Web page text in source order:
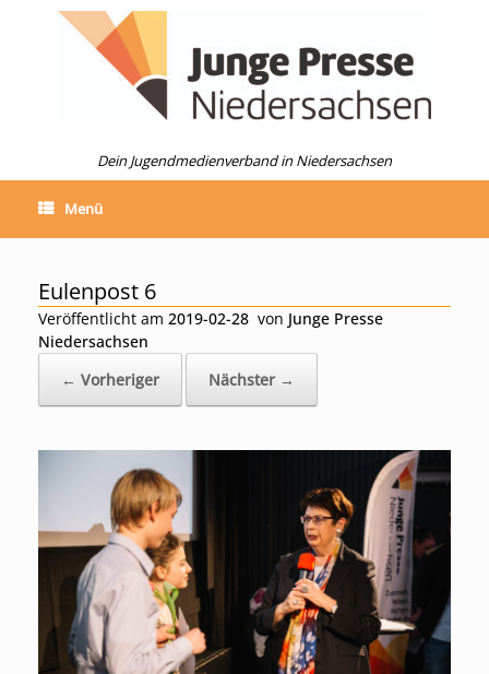
Dein Jugendmedienverband in Niedersachsen
Menü
Eulenpost 6
Veröffentlicht am 2019-02-28 von Junge Presse
Niedersachsen
← Vorheriger
Nächster →